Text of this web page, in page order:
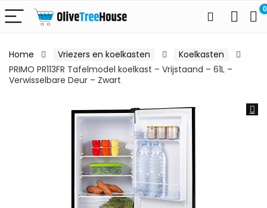
0
Home Vriezers en koelkasten
Koelkasten
PRIMO PR113FR Tafelmodel koelkast – Vrijstaand – 61L –
Verwisselbare Deur – Zwart